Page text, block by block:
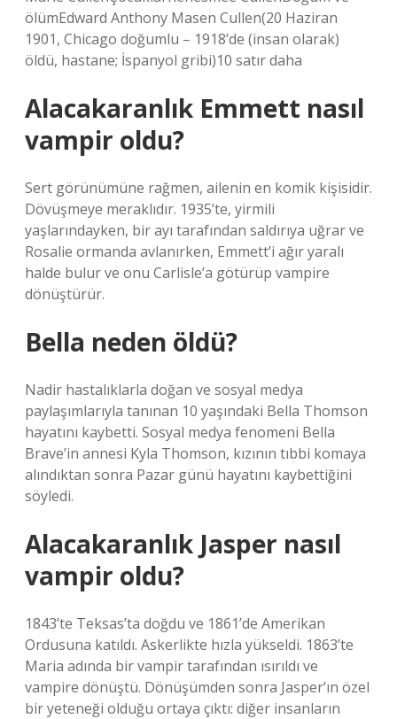
ölümEdward Anthony Masen Cullen(20 Haziran
1901, Chicago doğumlu – 1918’de (insan olarak)
öldü, hastane; İspanyol gribi)10 satır daha
Alacakaranlık Emmett nasıl
vampir oldu?
Sert görünümüne rağmen, ailenin en komik kişisidir.
Dövüşmeye meraklıdır. 1935’te, yirmili
yaşlarındayken, bir ayı tarafından saldırıya uğrar ve
Rosalie ormanda avlanırken, Emmett’i ağır yaralı
halde bulur ve onu Carlisle’a götürüp vampire
dönüştürür.
Bella neden öldü?
Nadir hastalıklarla doğan ve sosyal medya
paylaşımlarıyla tanınan 10 yaşındaki Bella Thomson
hayatını kaybetti. Sosyal medya fenomeni Bella
Brave’in annesi Kyla Thomson, kızının tıbbi komaya
alındıktan sonra Pazar günü hayatını kaybettiğini
söyledi.
Alacakaranlık Jasper nasıl
vampir oldu?
1843’te Teksas’ta doğdu ve 1861’de Amerikan
Ordusuna katıldı. Askerlikte hızla yükseldi. 1863’te
Maria adında bir vampir tarafından ısırıldı ve
vampire dönüştü. Dönüşümden sonra Jasper’ın özel
bir yeteneği olduğu ortaya çıktı: diğer insanların